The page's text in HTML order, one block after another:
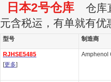
日本2号仓库 仓库
元含税运，有单就有
型号 制造商
RJHSE5485
[更多]
Amphenol